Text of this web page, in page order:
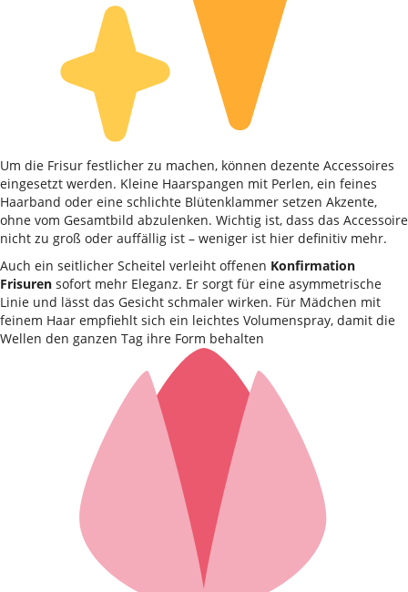
Um die Frisur festlicher zu machen, können dezente Accessoires
eingesetzt werden. Kleine Haarspangen mit Perlen, ein feines
Haarband oder eine schlichte Blütenklammer setzen Akzente,
ohne vom Gesamtbild abzulenken. Wichtig ist, dass das Accessoire
nicht zu groß oder auffällig ist – weniger ist hier definitiv mehr.
Auch ein seitlicher Scheitel verleiht offenen Konfirmation
Frisuren sofort mehr Eleganz. Er sorgt für eine asymmetrische
Linie und lässt das Gesicht schmaler wirken. Für Mädchen mit
feinem Haar empfiehlt sich ein leichtes Volumenspray, damit die
Wellen den ganzen Tag ihre Form behalten